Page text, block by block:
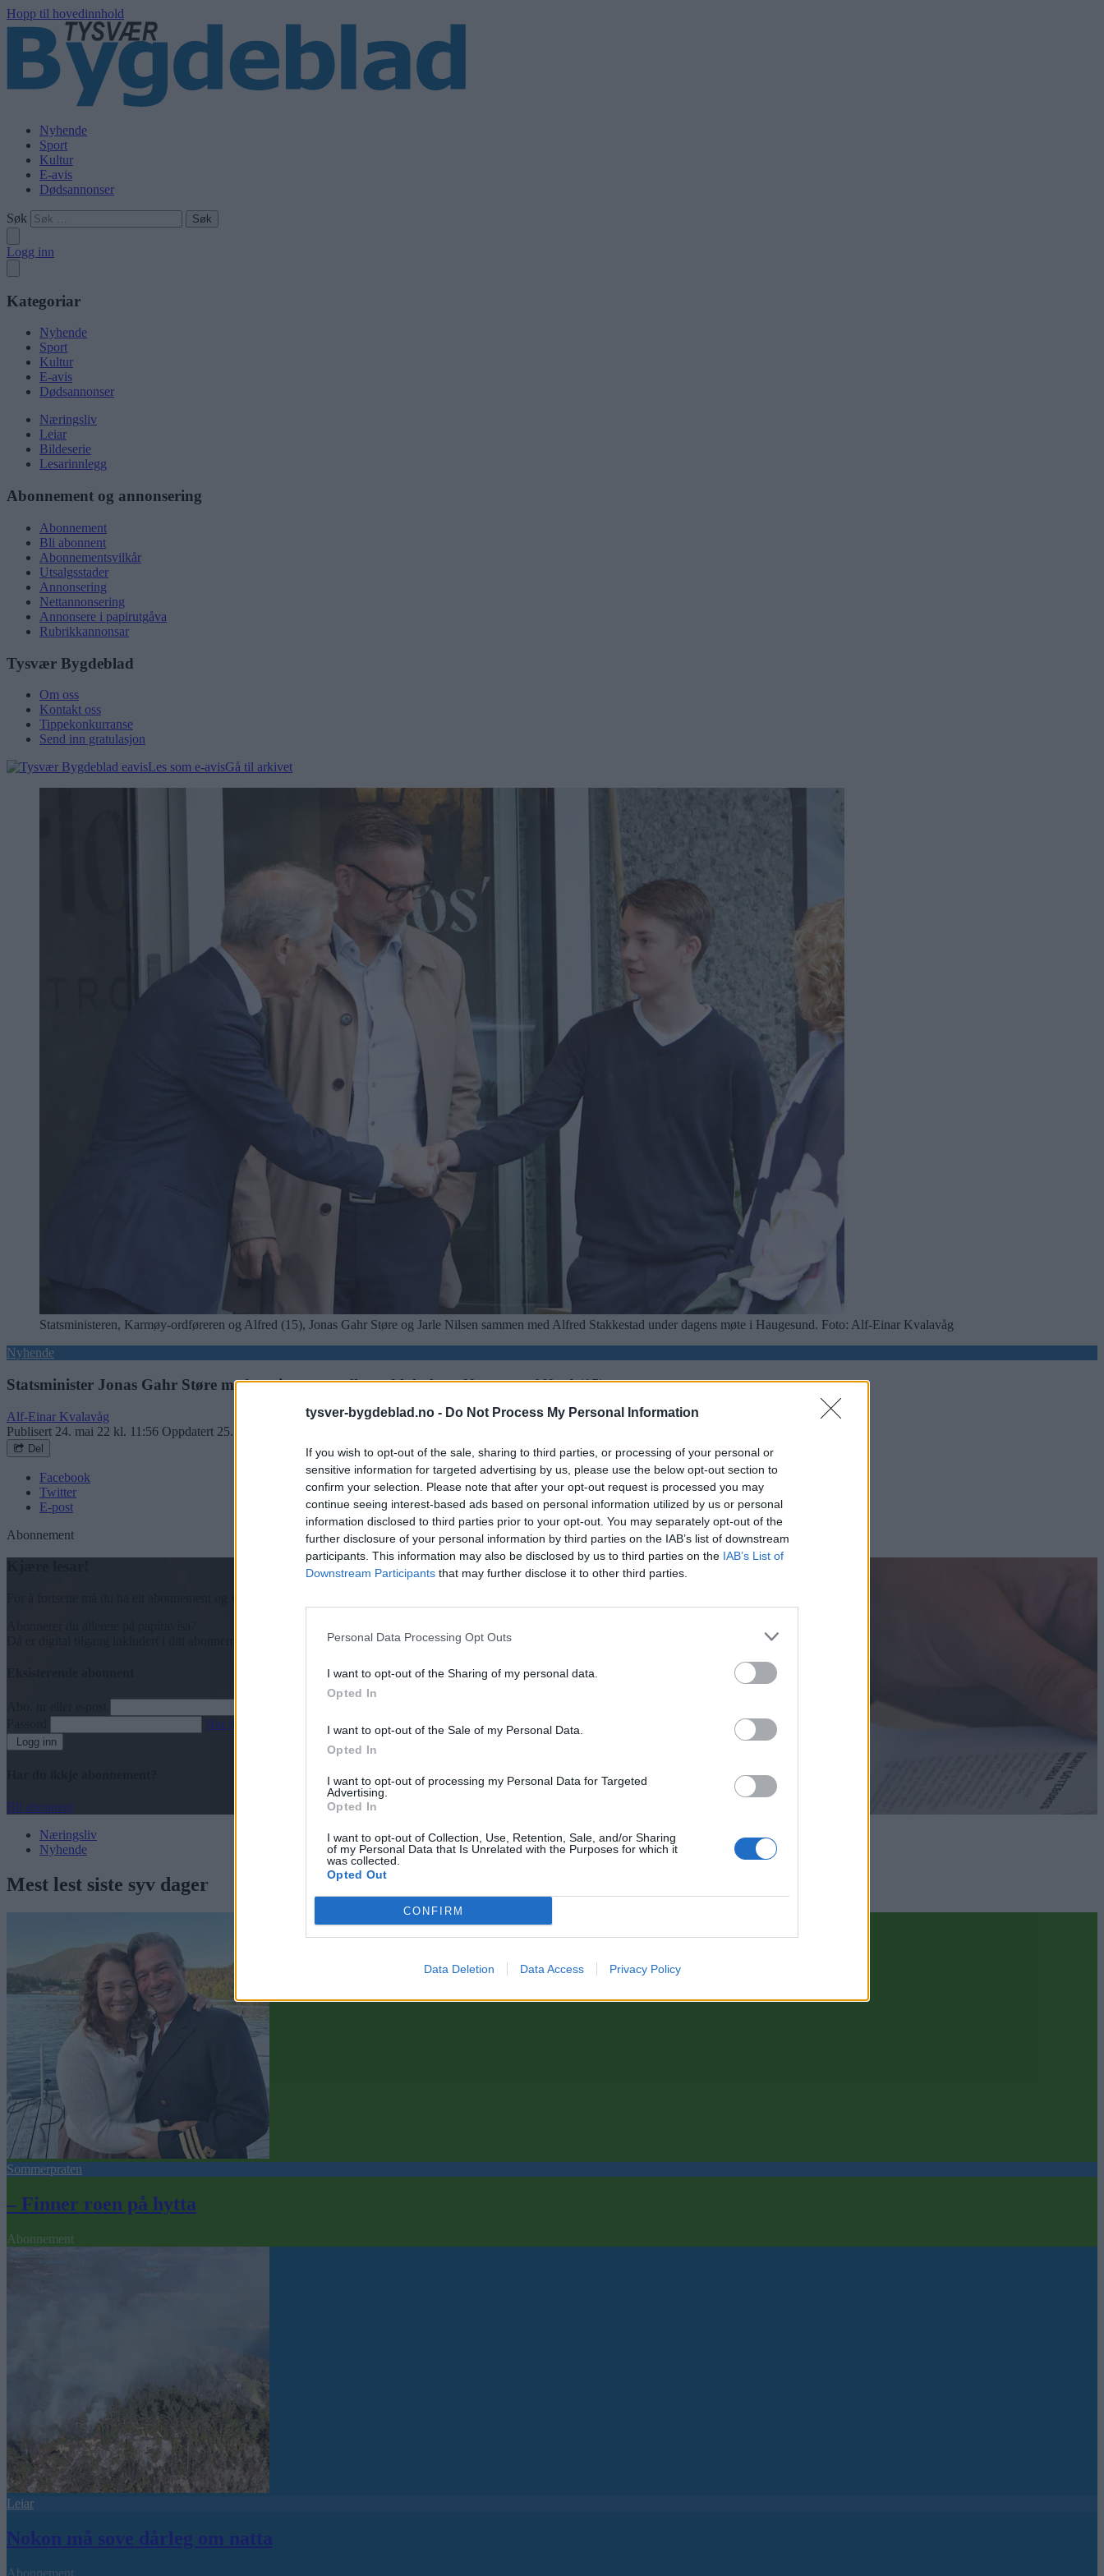
tysver-bygdeblad.no - Do Not Process My Personal Information
If you wish to opt-out of the sale, sharing to third parties, or processing of your personal or
sensitive information for targeted advertising by us, please use the below opt-out section to
confirm your selection. Please note that after your opt-out request is processed you may
continue seeing interest-based ads based on personal information utilized by us or personal
information disclosed to third parties prior to your opt-out. You may separately opt-out of the
further disclosure of your personal information by third parties on the IAB’s list of downstream
participants. This information may also be disclosed by us to third parties on the IAB’s List of
Downstream Participants that may further disclose it to other third parties.
Personal Data Processing Opt Outs
I want to opt-out of the Sharing of my personal data.
Opted In
I want to opt-out of the Sale of my Personal Data.
Opted In
I want to opt-out of processing my Personal Data for Targeted
Advertising.
Opted In
I want to opt-out of Collection, Use, Retention, Sale, and/or Sharing
of my Personal Data that Is Unrelated with the Purposes for which it
was collected.
Opted Out
CONFIRM
Data Deletion Data Access Privacy Policy
Hopp til hovedinnhold
Nyhende
Sport
Kultur
E-avis
Dødsannonser
Søk
Logg inn
Kategoriar
Nyhende
Sport
Kultur
E-avis
Dødsannonser
Næringsliv
Leiar
Bildeserie
Lesarinnlegg
Abonnement og annonsering
Abonnement
Bli abonnent
Abonnementsvilkår
Utsalgsstader
Annonsering
Nettannonsering
Annonsere i papirutgåva
Rubrikkannonsar
Tysvær Bygdeblad
Om oss
Kontakt oss
Tippekonkurranse
Send inn gratulasjon
Les som e-avisGå til arkivet
Statsministeren, Karmøy-ordføreren og Alfred (15), Jonas Gahr Støre og Jarle Nilsen sammen med Alfred Stakkestad under dagens møte i Haugesund. Foto: Alf-Einar Kvalavåg
Nyhende
Statsminister Jonas Gahr Støre med en times peptalk med lokale ordførere og Alfred (15)
Alf-Einar Kvalavåg
Publisert 24. mai 22 kl. 11:56 Oppdatert 25. mai 22 kl. 11:46
Del
Facebook
Twitter
E-post
Abonnement
Har du gløymt passordet?
Logg inn
Bli abonnent
Næringsliv
Nyhende
Mest lest siste syv dager
Sommerpraten
– Finner roen på hytta
Abonnement
Leiar
Nokon må sove dårleg om natta
Abonnement